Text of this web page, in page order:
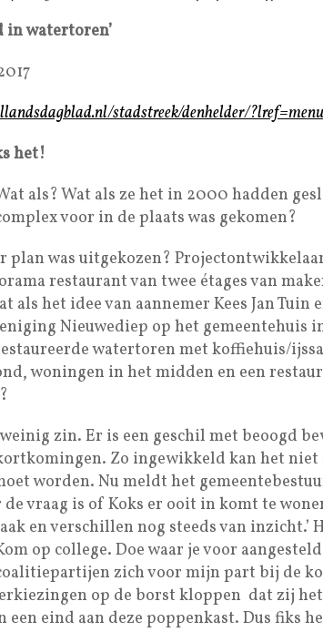
in watertoren’
stadstreek/denhelder/
het!
als? Wat als ze het in 2000 hadden
voor in de plaats was gekomen?
plan was uitgekozen?
restaurant van twee étages van
als het idee van aannemer Kees Jan Tuin
Nieuwediep op het gemeentehuis
watertoren met koffiehuis/
woningen in het midden en een
weinig zin. Er is een geschil met beoogd
Zo ingewikkeld kan het
worden. Nu meldt het
vraag is of Koks er ooit in komt te
en verschillen nog steeds van inzicht.’
op college. Doe waar je voor
zich voor mijn part bij de
op de borst kloppen dat zij
een eind aan deze poppenkast. Dus fiks